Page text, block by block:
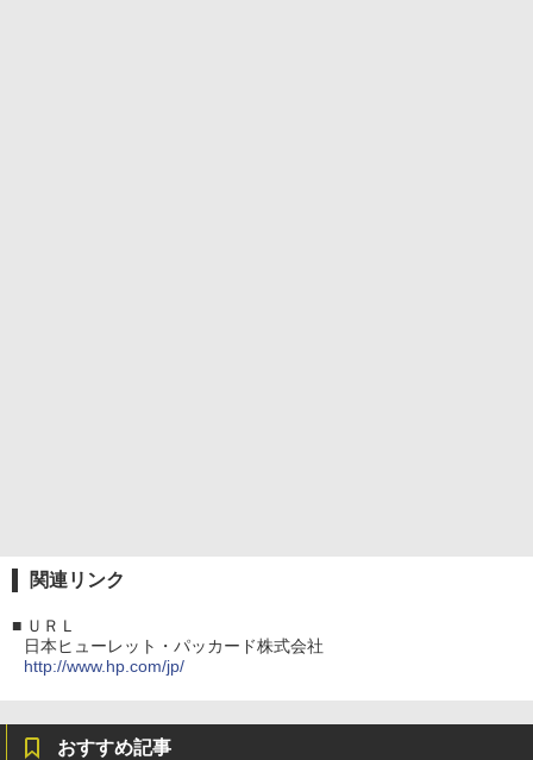
関連リンク
■ ＵＲＬ
日本ヒューレット・パッカード株式会社
http://www.hp.com/jp/
おすすめ記事